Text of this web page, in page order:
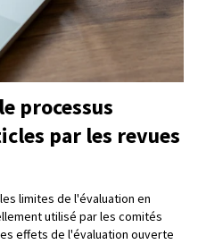
processus
par les revues
limites de l'évaluation en
utilisé par les comités
effets de l'évaluation ouverte